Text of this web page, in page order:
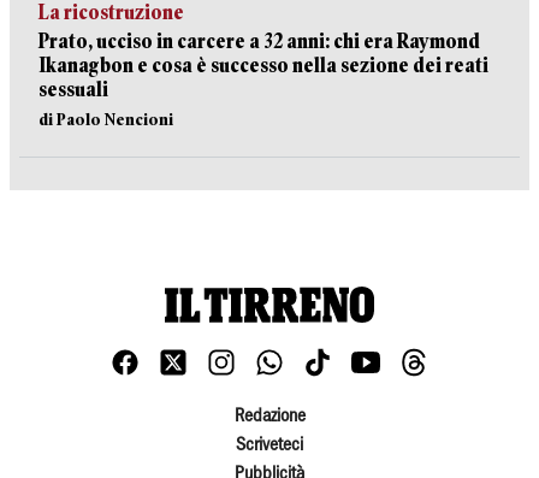
La ricostruzione
Prato, ucciso in carcere a 32 anni: chi era Raymond
Ikanagbon e cosa è successo nella sezione dei reati
sessuali
di Paolo Nencioni
Redazione
Scriveteci
Pubblicità